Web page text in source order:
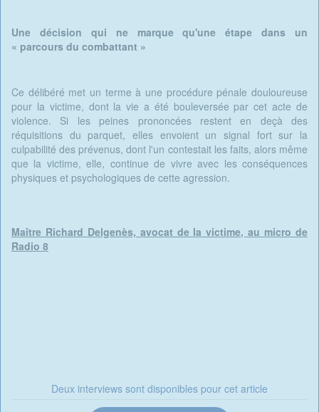
Une décision qui ne marque qu'une étape dans un
« parcours du combattant »
Ce délibéré met un terme à une procédure pénale douloureuse
pour la victime, dont la vie a été bouleversée par cet acte de
violence. Si les peines prononcées restent en deçà des
réquisitions du parquet, elles envoient un signal fort sur la
culpabilité des prévenus, dont l'un contestait les faits, alors même
que la victime, elle, continue de vivre avec les conséquences
physiques et psychologiques de cette agression.
Maître Richard Delgenès, avocat de la victime, au micro de
Radio 8
Deux interviews sont disponibles pour cet article